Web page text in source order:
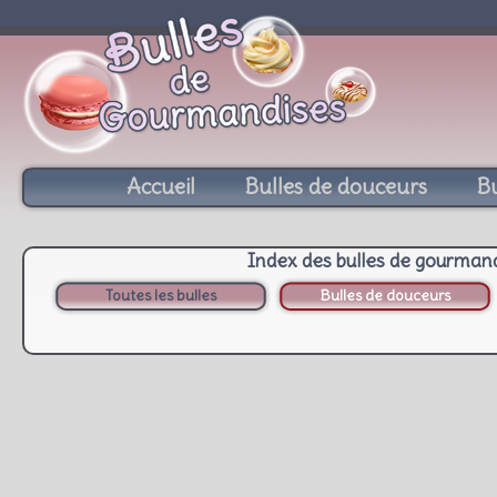
Accueil Bulles de douceurs
Index des bulles de
Toutes les bulles Bulles de douceurs